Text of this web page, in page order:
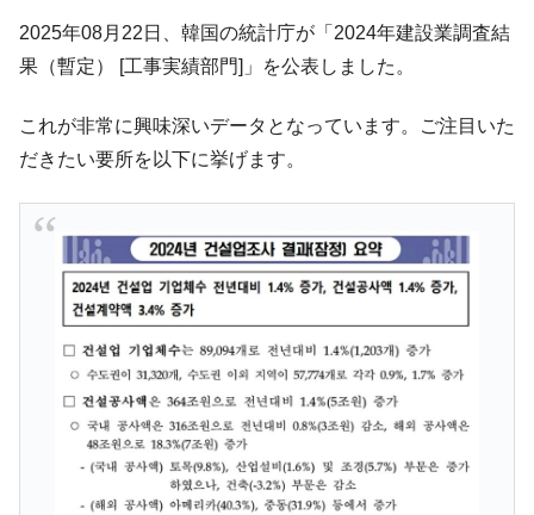
される可能性もあるのでは」とほのめかす。
『Money1』
韓国07月･物価指数「2.8％」に低下 ⇒ 実は
『Money1』
韓国･猛暑でソウル市全域「猛暑重大警報」
発令。李在明「猛暑・干ばつ対処状況点検会議」
07月販売台数は去年のほぼ半分「71台」しか売れなかっ
た。『起亜』は9台だけ
『Money1』
韓国「信用赦免を何回やっても、何回やっ
ても」⇒ 257万人赦免したのに60万人がまた延滞者に転
『Money1』
韓国K9専用砲弾･装薬自動供給装甲車両･珍
兵器「K10」が改良に乗り出す。
『Money1』
韓国「2026年07月の輸出入」絶好調。半導
体だけで410億ドル、輸出全体の41％もある
『Money1』 韓国･李在明「青年層の雇用状況が悪い。せ
2025年08月22日、韓国の統計庁が「2024年建設業調査結
果（暫定） [工事実績部門]」を公表しました。
これが非常に興味深いデータとなっています。ご注目いた
だきたい要所を以下に挙げます。